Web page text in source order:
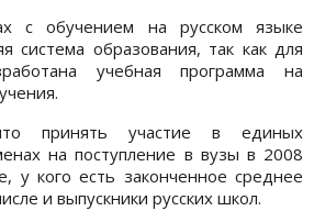
с обучением на русском языке
система образования, так как для
учебная программа на
принять участие в единых
на поступление в вузы в 2008
у кого есть законченное среднее
и выпускники русских школ.